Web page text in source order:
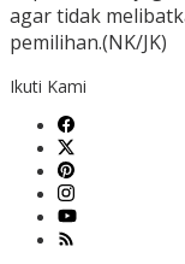
agar tidak
pemilihan.(NK/JK)
Ikuti Kami